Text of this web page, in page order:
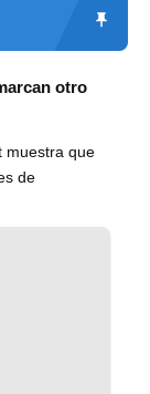
otro
muestra que
de